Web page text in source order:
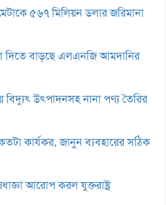
৫৬৭ মিলিয়ন ডলার জরিমানা
দিতে বাড়ছে এলএনজি আমদানির
বিদ্যুৎ উৎপাদনসহ নানা পণ্য তৈরির
কার্যকর, জানুন ব্যবহারের সঠিক
আরোপ করল যুক্তরাষ্ট্র